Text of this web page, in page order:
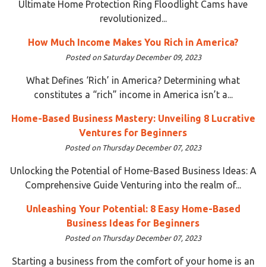
Ultimate Home Protection Ring Floodlight Cams have
revolutionized...
How Much Income Makes You Rich in America?
Posted on Saturday December 09, 2023
What Defines ‘Rich’ in America? Determining what
constitutes a “rich” income in America isn’t a...
Home-Based Business Mastery: Unveiling 8 Lucrative
Ventures for Beginners
Posted on Thursday December 07, 2023
Unlocking the Potential of Home-Based Business Ideas: A
Comprehensive Guide Venturing into the realm of...
Unleashing Your Potential: 8 Easy Home-Based
Business Ideas for Beginners
Posted on Thursday December 07, 2023
Starting a business from the comfort of your home is an